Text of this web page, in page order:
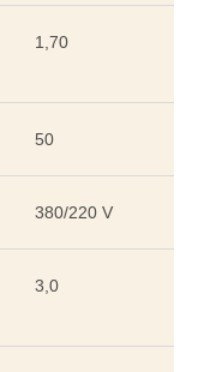
1,70
50
380/220 V
3,0